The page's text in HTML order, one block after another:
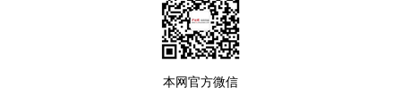
本网官方微信